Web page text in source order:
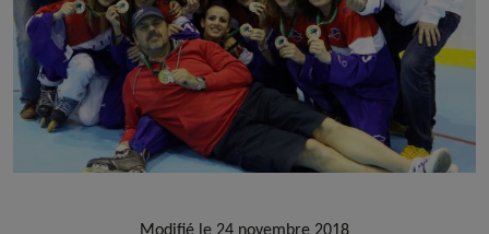
Modifié le 24 novembre 2018